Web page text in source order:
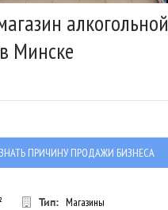
алкогольной
Минске
ПРИЧИНУ ПРОДАЖИ БИЗНЕСА
Тип: Магазины